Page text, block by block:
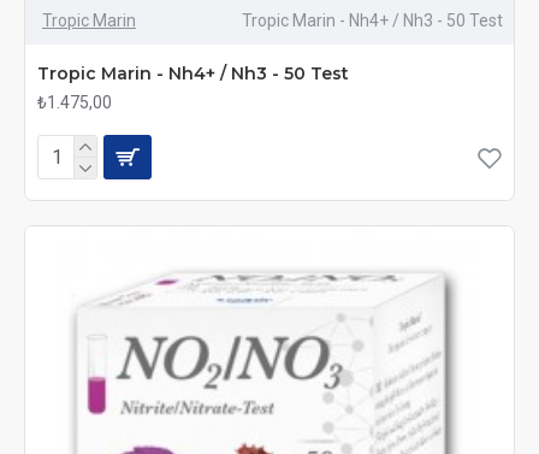
Tropic Marin Tropic Marin - Nh4+ / Nh3 - 50 Test
Tropic Marin - Nh4+ / Nh3 - 50 Test
₺1.475,00